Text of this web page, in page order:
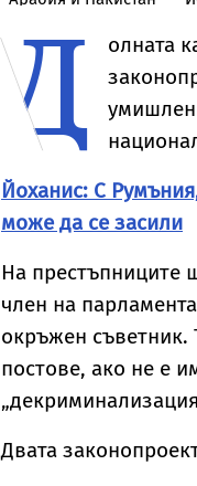
Д
олната
Йоханис: С
може да се засили
На престъпниците
член на
окръжен съветник.
постове, ако не е
Двата